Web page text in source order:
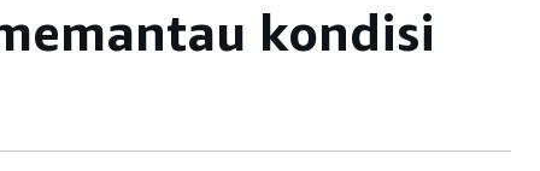
kondisi